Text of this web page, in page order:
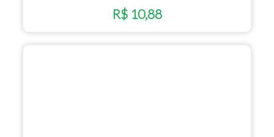
R$ 10,88